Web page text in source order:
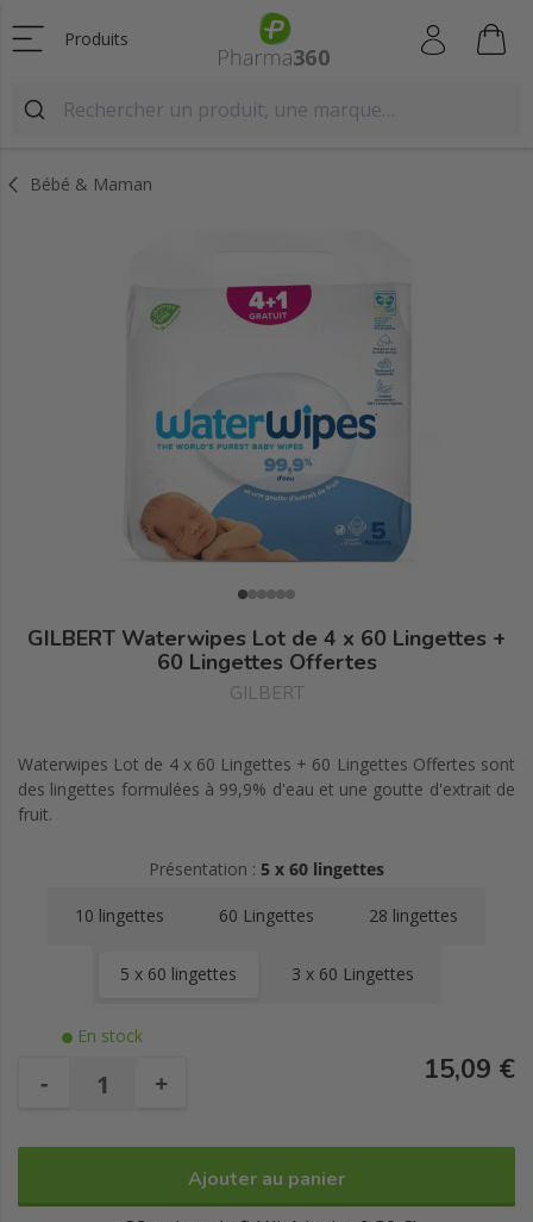
Produits
Bébé & Maman
GILBERT Waterwipes Lot de 4 x 60 Lingettes +
60 Lingettes Offertes
GILBERT
Waterwipes Lot de 4 x 60 Lingettes + 60 Lingettes Offertes sont
des lingettes formulées à 99,9% d'eau et une goutte d'extrait de
fruit.
Présentation : 5 x 60 lingettes
10 lingettes 60 Lingettes 28 lingettes
5 x 60 lingettes 3 x 60 Lingettes
En stock
- + 15,09 €
Ajouter au panier